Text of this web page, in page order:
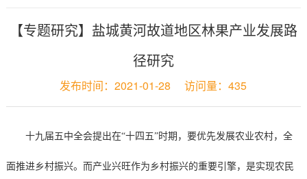
【专题研究】盐城黄河故道地区林果产业发展路
径研究
发布时间：2021-01-28 访问量：435
十九届五中全会提出在“十四五”时期，要优先发展农业农村，全
面推进乡村振兴。而产业兴旺作为乡村振兴的重要引擎，是实现农民